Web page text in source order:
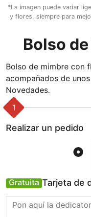
*La imagen puede variar
y flores, siempre para
Bolso
Bolso de mimbre con
acompañados de
Novedades.
1
Realizar un pedido
Gratuita Tarjeta de